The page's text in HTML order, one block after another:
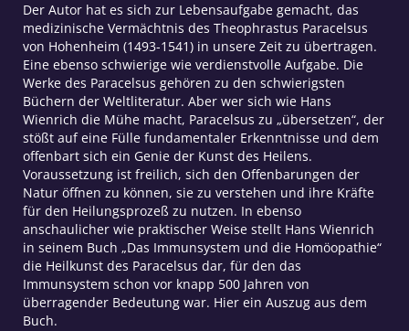
Der Autor hat es sich zur Lebensaufgabe gemacht, das
medizinische Vermächtnis des Theophrastus Paracelsus
von Hohenheim (1493-1541) in unsere Zeit zu übertragen.
Eine ebenso schwierige wie verdienstvolle Aufgabe. Die
Werke des Paracelsus gehören zu den schwierigsten
Büchern der Weltliteratur. Aber wer sich wie Hans
Wienrich die Mühe macht, Paracelsus zu „übersetzen“, der
stößt auf eine Fülle fundamentaler Erkenntnisse und dem
offenbart sich ein Genie der Kunst des Heilens.
Voraussetzung ist freilich, sich den Offenbarungen der
Natur öffnen zu können, sie zu verstehen und ihre Kräfte
für den Heilungsprozeß zu nutzen. In ebenso
anschaulicher wie praktischer Weise stellt Hans Wienrich
in seinem Buch „Das Immunsystem und die Homöopathie“
die Heilkunst des Paracelsus dar, für den das
Immunsystem schon vor knapp 500 Jahren von
überragender Bedeutung war. Hier ein Auszug aus dem
Buch.